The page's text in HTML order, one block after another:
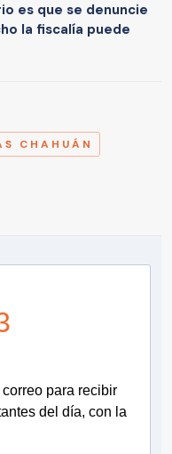
es que se denuncie
la fiscalía puede
CHAHUÁN
para recibir
del día, con la